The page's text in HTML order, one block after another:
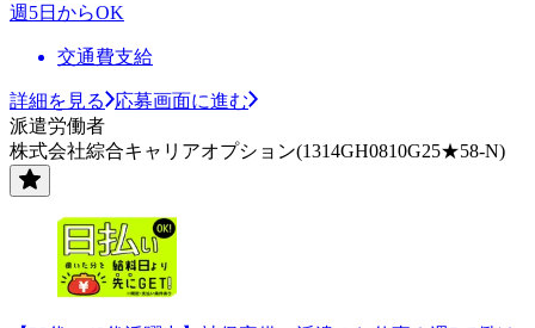
週5日からOK
交通費支給
詳細を見る
応募画面に進む
派遣労働者
株式会社綜合キャリアオプション(1314GH0810G25★58-N)